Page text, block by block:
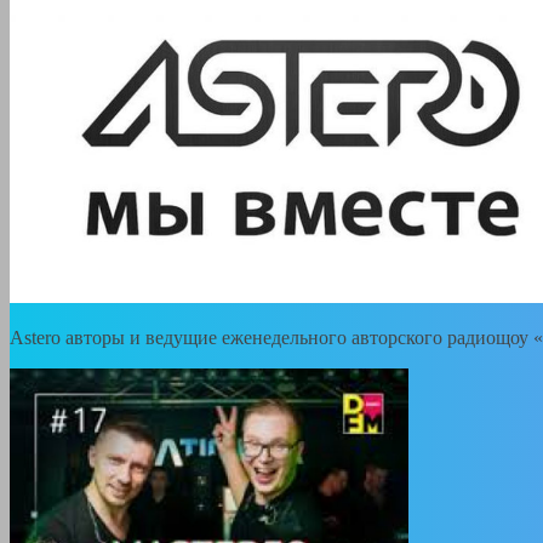
Astero авторы и ведущие еженедельного авторского